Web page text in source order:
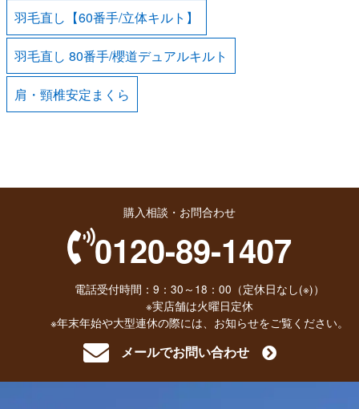
羽毛直し【60番手/立体キルト】
羽毛直し 80番手/櫻道デュアルキルト
肩・頸椎安定まくら
購入相談・お問合わせ
0120-89-1407
電話受付時間：9：30～18：00（定休日なし(※)）
※実店舗は火曜日定休
※年末年始や大型連休の際には、お知らせをご覧ください。
メールでお問い合わせ